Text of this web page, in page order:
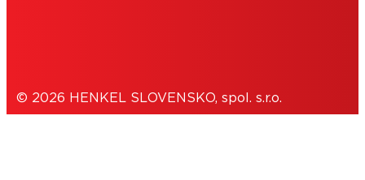
© 2026 HENKEL SLOVENSKO, spol. s.r.o.